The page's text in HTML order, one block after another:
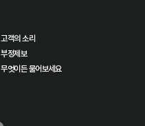
고객의 소리
부정제보
무엇이든 물어보세요